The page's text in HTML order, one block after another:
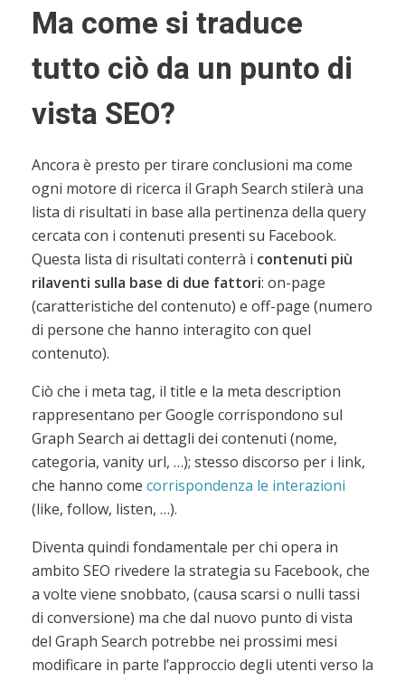
Ma come si traduce
tutto ciò da un punto di
vista SEO?
Ancora è presto per tirare conclusioni ma come
ogni motore di ricerca il Graph Search stilerà una
lista di risultati in base alla pertinenza della query
cercata con i contenuti presenti su Facebook.
Questa lista di risultati conterrà i contenuti più
rilaventi sulla base di due fattori: on-page
(caratteristiche del contenuto) e off-page (numero
di persone che hanno interagito con quel
contenuto).
Ciò che i meta tag, il title e la meta description
rappresentano per Google corrispondono sul
Graph Search ai dettagli dei contenuti (nome,
categoria, vanity url, …); stesso discorso per i link,
che hanno come corrispondenza le interazioni
(like, follow, listen, …).
Diventa quindi fondamentale per chi opera in
ambito SEO rivedere la strategia su Facebook, che
a volte viene snobbato, (causa scarsi o nulli tassi
di conversione) ma che dal nuovo punto di vista
del Graph Search potrebbe nei prossimi mesi
modificare in parte l’approccio degli utenti verso la